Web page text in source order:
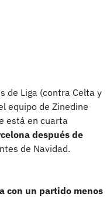
de Liga (contra Celta y
equipo de Zinedine
está en cuarta
después de
de Navidad.
con un partido menos